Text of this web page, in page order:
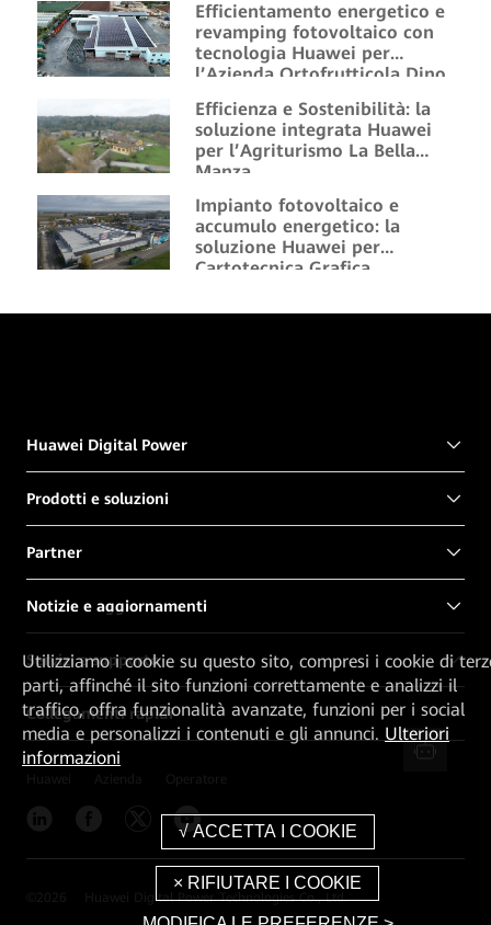
Efficientamento energetico e
revamping fotovoltaico con
tecnologia Huawei per
l’Azienda Ortofrutticola Dino
Efficienza e Sostenibilità: la
soluzione integrata Huawei
per l’Agriturismo La Bella
Manza
Impianto fotovoltaico e
accumulo energetico: la
soluzione Huawei per
Cartotecnica Grafica
Huawei Digital Power
Prodotti e soluzioni
Partner
Notizie e aggiornamenti
Servizi e supporto
Collegamenti rapidi
Huawei Digital Power Technologies Co., Ltd.
Utilizziamo i cookie su questo sito, compresi i cookie di
parti, affinché il sito funzioni correttamente e analizzi il
traffico, offra funzionalità avanzate, funzioni per i social
media e personalizzi i contenuti e gli annunci. Ulteriori
informazioni